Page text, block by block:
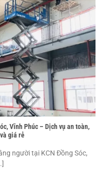
Vĩnh Phúc – Dịch vụ an toàn,
giá rẻ
người tại KCN Đồng Sóc,